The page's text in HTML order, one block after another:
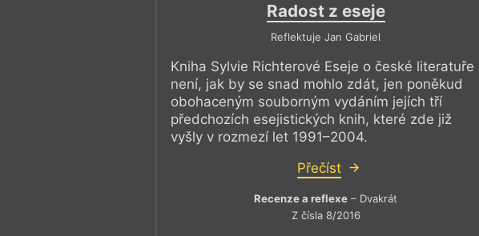
Radost z eseje
Reflektuje Jan Gabriel
Kniha Sylvie Richterové Eseje o české literatuře
není, jak by se snad mohlo zdát, jen poněkud
obohaceným souborným vydáním jejích tří
předchozích esejistických knih, které zde již
vyšly v rozmezí let 1991–2004.
Přečíst
Recenze a reflexe – Dvakrát
Z čísla 8/2016